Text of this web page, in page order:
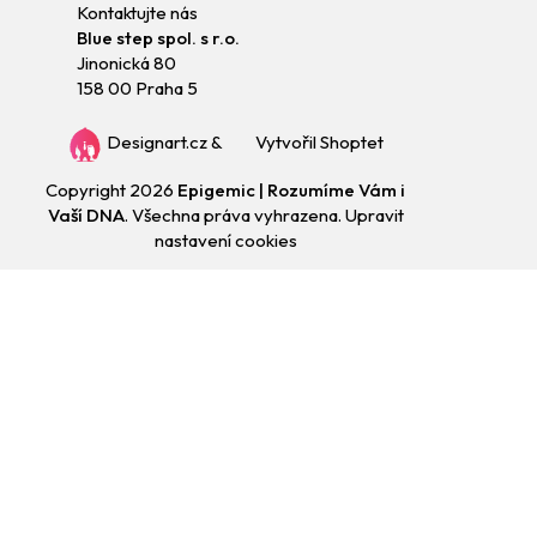
Kontaktujte nás
Blue step spol. s r.o.
Jinonická 80
158 00 Praha 5
Designart.cz& Vytvořil Shoptet
Copyright 2026 Epigemic | Rozumíme Vám i
Vaší DNA. Všechna práva vyhrazena. Upravit
nastavení cookies